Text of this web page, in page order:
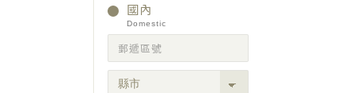
國內
Domestic